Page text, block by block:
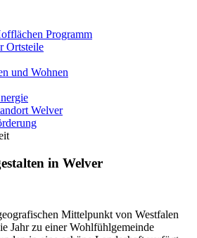
Programm
Ortsteile
und Wohnen
Welver
in Welver
Mittelpunkt von Westfalen
Jahr zu einer Wohlfühlgemeinde